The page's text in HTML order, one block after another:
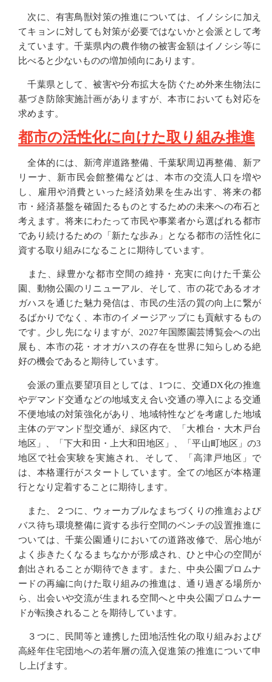
次に、有害鳥獣対策の推進については、イノシシに加え
てキョンに対しても対策が必要ではないかと会派として考
えています。千葉県内の農作物の被害金額はイノシシ等に
比べると少ないものの増加傾向にあります。
千葉県として、被害や分布拡大を防ぐため外来生物法に
基づき防除実施計画がありますが、本市においても対応を
求めます。
都市の活性化に向けた取り組み推進
全体的には、新湾岸道路整備、千葉駅周辺再整備、新ア
リーナ、新市民会館整備などは、本市の交流人口を増や
し、雇用や消費といった経済効果を生み出す、将来の都
市・経済基盤を確固たるものとするための未来への布石と
考えます。将来にわたって市民や事業者から選ばれる都市
であり続けるための「新たな歩み」となる都市の活性化に
資する取り組みになることに期待しています。
また、緑豊かな都市空間の維持・充実に向けた千葉公
園、動物公園のリニューアル、そして、市の花であるオオ
ガハスを通じた魅力発信は、市民の生活の質の向上に繋が
るばかりでなく、本市のイメージアップにも貢献するもの
です。少し先になりますが、2027年国際園芸博覧会への出
展も、本市の花・オオガハスの存在を世界に知らしめる絶
好の機会であると期待しています。
会派の重点要望項目としては、1つに、交通DX化の推進
やデマンド交通などの地域支え合い交通の導入による交通
不便地域の対策強化があり、地域特性などを考慮した地域
主体のデマンド型交通が、緑区内で、「大椎台・大木戸台
地区」、「下大和田・上大和田地区」、「平山町地区」の3
地区で社会実験を実施され、そして、「高津戸地区」で
は、本格運行がスタートしています。全ての地区が本格運
行となり定着することに期待します。
また、２つに、ウォーカブルなまちづくりの推進および
バス待ち環境整備に資する歩行空間のベンチの設置推進に
ついては、千葉公園通りにおいての道路改修で、居心地が
よく歩きたくなるまちなかが形成され、ひと中心の空間が
創出されることが期待できます。また、中央公園プロムナ
ードの再編に向けた取り組みの推進は、通り過ぎる場所か
ら、出会いや交流が生まれる空間へと中央公園プロムナー
ドが転換されることを期待しています。
３つに、民間等と連携した団地活性化の取り組みおよび
高経年住宅団地への若年層の流入促進策の推進について申
し上げます。